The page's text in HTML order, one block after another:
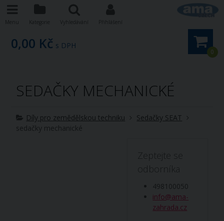
0
0,00 Kč s DPH
SEDAČKY MECHANICKÉ
Díly pro zemědělskou techniku
Sedačky SEAT
sedačky mechanické
Zeptejte se
odborníka
498100050
info@ama-
zahrada.cz
Menu Kategorie Vyhledávání Přihlášení